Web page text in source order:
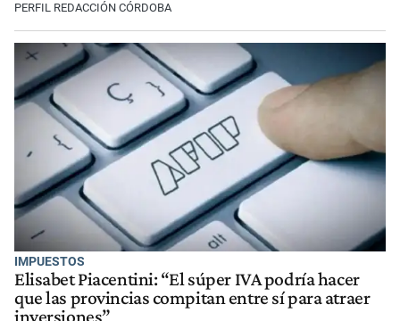
PERFIL REDACCIÓN CÓRDOBA
IMPUESTOS
Elisabet Piacentini: “El súper IVA podría hacer
que las provincias compitan entre sí para atraer
inversiones”